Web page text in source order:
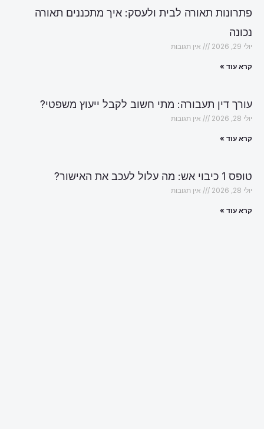
פתרונות תאורה לבית ולעסק: איך מתכננים תאורה
נכונה
יולי 29, 2026 אין תגובות
קרא עוד »
עורך דין תעבורה: מתי חשוב לקבל ייעוץ משפטי?
יולי 28, 2026 אין תגובות
קרא עוד »
טופס 1 כיבוי אש: מה עלול לעכב את האישור?
יולי 28, 2026 אין תגובות
קרא עוד »